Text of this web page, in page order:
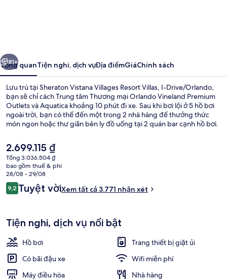
Villas,
I-
Drive/Orlando
81+
Tổng quanTiện nghi, dịch vụĐịa điểmGiáChính sách
Lưu trú tại Sheraton Vistana Villages Resort Villas, I-Drive/Orlando,
bạn sẽ chỉ cách Trung tâm Thương mại Orlando Vineland Premium
Outlets và Aquatica khoảng 10 phút đi xe. Sau khi bơi lội ở 5 hồ bơi
ngoài trời, bạn có thể đến một trong 2 nhà hàng để thưởng thức
món ngon hoặc thư giãn bên ly đồ uống tại 2 quán bar cạnh hồ bơi.
trải giường bằng vải cotton Ai Cập trong căn hộ, 3 quán bar/khu
lounge và trung tâm thể thao phục vụ 24 giờ cũng là những điểm
nhấn khác không thể bỏ qua. Hồ bơi và nhân viên nhiệt tình là
những điều ghi dấu ấn trong lòng du khách.
Giá
hiện
tại
là
2.699.115 ₫
2.699.115 ₫
Tổng 3.036.504 ₫
bao gồm thuế & phí
28/08 - 29/08
Nhận
xét
9,29,2 trên 10,
Tuyệt vờiXem tất cả 3.771 nhận xét
Tiện nghi, dịch vụ nổi bật
Hồ bơi
Trang thiết bị giặt ủi
Có bãi đậu xe
Wifi miễn phí
Máy điều hòa
Nhà hàng